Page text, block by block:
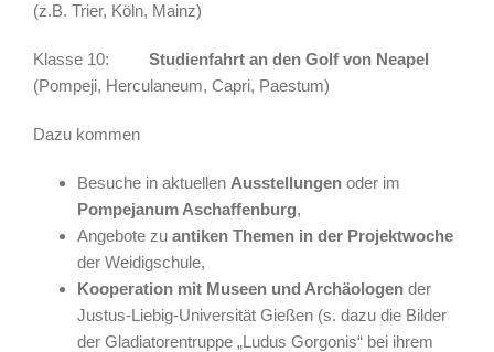
(z.B. Trier, Köln, Mainz)
Klasse 10: Studienfahrt an den Golf von Neapel
(Pompeji, Herculaneum, Capri, Paestum)
Dazu kommen
Besuche in aktuellen Ausstellungen oder im
Pompejanum Aschaffenburg,
Angebote zu antiken Themen in der Projektwoche
der Weidigschule,
Kooperation mit Museen und Archäologen der
Justus-Liebig-Universität Gießen (s. dazu die Bilder
der Gladiatorentruppe „Ludus Gorgonis“ bei ihrem